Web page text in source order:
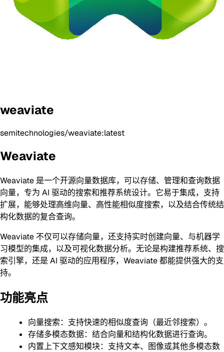
weaviate
semitechnologies/weaviate:latest
Weaviate
Weaviate 是一个开源向量数据库，可以存储、管理和查询数据
向量，专为 AI 驱动的搜索和推荐系统设计。它易于集成，支持
扩展，能够处理高维向量、高性能相似度搜索，以及结合传统结
构化数据的复合查询。
Weaviate 不仅可以存储向量，还支持实时创建向量、与机器学
习模型的集成，以及可视化数据分析。无论是构建推荐系统、搜
索引擎，还是 AI 驱动的应用程序，Weaviate 都能提供强大的支
持。
功能亮点
向量搜索：支持快速的相似度查询（最近邻搜索）。
存储多模态数据：结合向量和结构化数据进行查询。
内置上下文感知模块：支持文本、图像或其他多模态数